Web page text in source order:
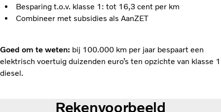
Besparing t.o.v. klasse 1: tot 16,3 cent per km
Combineer met subsidies als AanZET
Goed om te weten: bij 100.000 km per jaar bespaart een
elektrisch voertuig duizenden euro’s ten opzichte van klasse 1
diesel.
Rekenvoorbeeld